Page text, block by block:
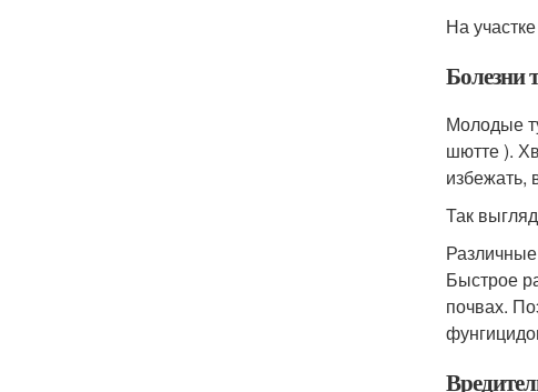
На
Болезни
Молодые
шютте ).
избежать,
Так
Быстрое
почвах.